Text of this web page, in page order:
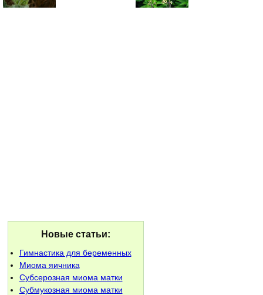
Новые статьи:
Гимнастика для беременных
Миома яичника
Субсерозная миома матки
Субмукозная миома матки